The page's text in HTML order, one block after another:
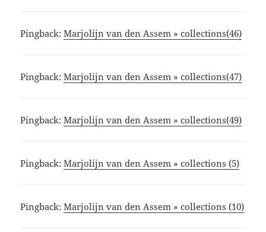
Pingback:Marjolijn van den Assem » collections(46)
Pingback:Marjolijn van den Assem » collections(47)
Pingback:Marjolijn van den Assem » collections(49)
Pingback:Marjolijn van den Assem » collections (5)
Pingback:Marjolijn van den Assem » collections (10)